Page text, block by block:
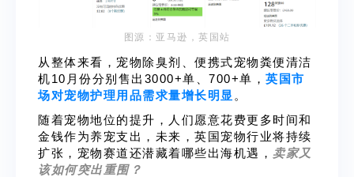
图源：亚马逊，英国站
从整体来看，宠物除臭剂、便携式宠物粪便清洁
机10月份分别售出3000+单、700+单， 英国市
场对宠物护理用品需求量增长明显 。
随着宠物地位的提升，人们愿意花费更多时间和
金钱作为养宠支出，未来，英国宠物行业将持续
扩张，宠物赛道还潜藏着哪些出海机遇， 卖家又
该如何突出重围？